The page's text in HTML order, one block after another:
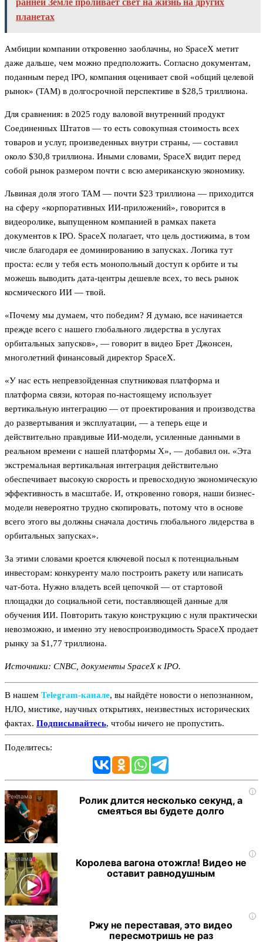
ранней Земле проливает свет на жизнь на других
планетах
Амбиции компании откровенно заоблачны, но SpaceX метит
даже дальше, чем можно предположить. Согласно документам,
поданным перед IPO, компания оценивает свой «общий целевой
рынок» (TAM) в долгосрочной перспективе в $28,5 триллиона.
Для сравнения: в 2025 году валовой внутренний продукт
Соединенных Штатов — то есть совокупная стоимость всех
товаров и услуг, произведенных внутри страны, — составил
около $30,8 триллиона. Иными словами, SpaceX видит перед
собой рынок размером почти с всю американскую экономику.
Львиная доля этого TAM — почти $23 триллиона — приходится
на сферу «корпоративных ИИ-приложений», говорится в
видеоролике, выпущенном компанией в рамках пакета
документов к IPO. SpaceX полагает, что цель достижима, в том
числе благодаря ее доминированию в запусках. Логика тут
проста: если у тебя есть монопольный доступ к орбите и ты
можешь выводить дата-центры дешевле всех, то весь рынок
космического ИИ — твой.
«Почему мы думаем, что победим? Я думаю, все начинается
прежде всего с нашего глобального лидерства в услугах
орбитальных запусков», — говорит в видео Брет Джонсен,
многолетний финансовый директор SpaceX.
«У нас есть непревзойденная спутниковая платформа и
платформа связи, которая по-настоящему использует
вертикальную интеграцию — от проектирования и производства
до развертывания и эксплуатации, — а теперь еще и
действительно правдивые ИИ-модели, усиленные данными в
реальном времени с нашей платформы X», — добавил он. «Эта
экстремальная вертикальная интеграция действительно
обеспечивает высокую скорость и превосходную экономическую
эффективность в масштабе. И, откровенно говоря, наши бизнес-
модели невероятно трудно скопировать, потому что в основе
всего этого вы должны сначала достичь глобального лидерства в
орбитальных запусках».
За этими словами кроется ключевой посыл к потенциальным
инвесторам: конкуренту мало построить ракету или написать
чат-бота. Нужно владеть всей цепочкой — от стартовой
площадки до социальной сети, поставляющей данные для
обучения ИИ. Повторить такую конструкцию с нуля практически
невозможно, и именно эту невоспроизводимость SpaceX продает
рынку за $1,77 триллиона.
Источники: CNBC, документы SpaceX к IPO.
В нашем Telegram‑канале, вы найдёте новости о непознанном,
НЛО, мистике, научных открытиях, неизвестных исторических
фактах. Подписывайтесь, чтобы ничего не пропустить.
Поделитесь:
i
Ролик длится несколько секунд, а
смеяться вы будете долго
i
Королева вагона отожгла! Видео не
оставит равнодушным
i
Ржу не переставая, это видео
пересмотришь не раз